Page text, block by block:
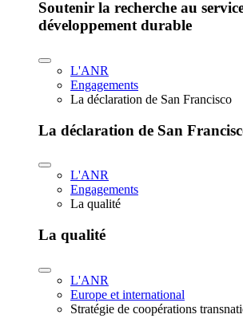
Soutenir la recherche au
développement durable
L'ANR
Engagements
La déclaration de San Francisco
La déclaration de San
L'ANR
Engagements
La qualité
La qualité
L'ANR
Europe et international
Stratégie de coopérations